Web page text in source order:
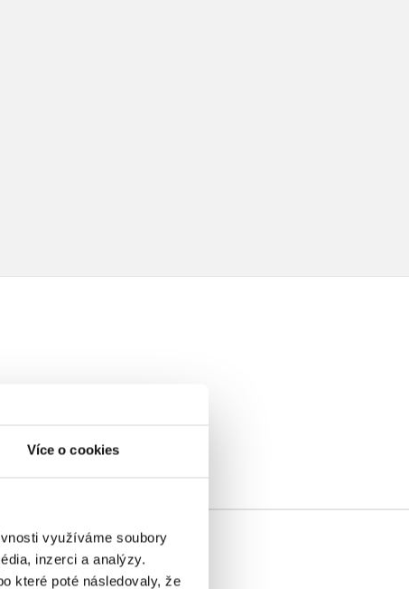
Více o cookies
využíváme soubory
inzerci a analýzy.
které poté následovaly, že